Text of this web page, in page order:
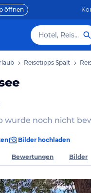
öffnen
Hotel, Reiseziel
Reisetipps Spalt
wurde noch nicht
Bilder hochladen
Bewertungen Bilder